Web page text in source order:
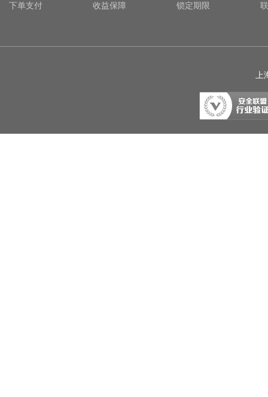
下单支付
收益保障
锁定期限